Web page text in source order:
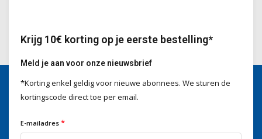
mailen naarinfo@doitpro.com
Krijg 10€ korting op je eerste bestelling*
Meld je aan voor onze nieuwsbrief
*Korting enkel geldig voor nieuwe abonnees. We sturen de
kortingscode direct toe per email.
E-mailadres *